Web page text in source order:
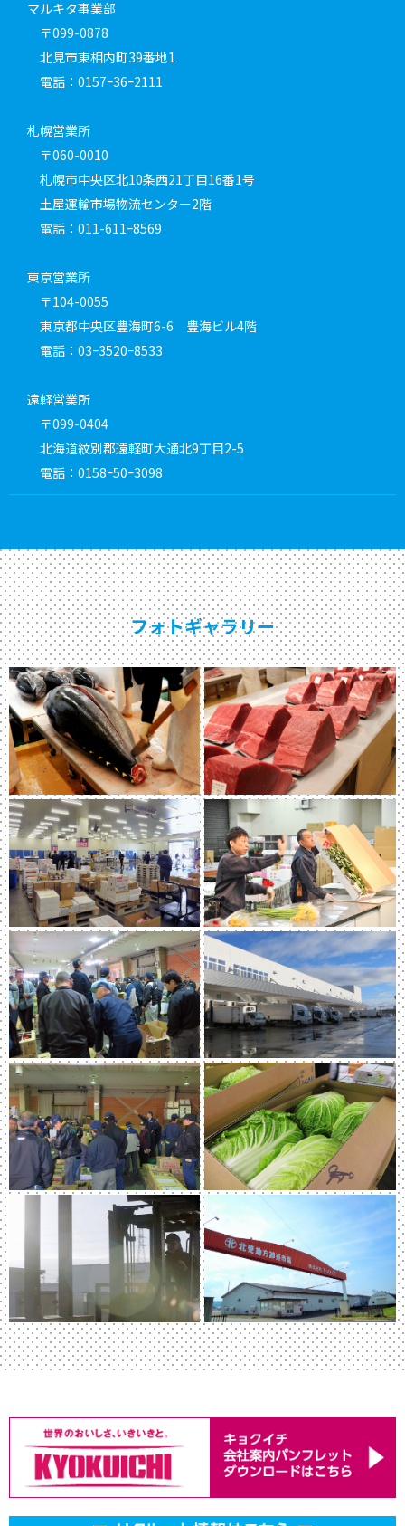
マルキタ事業部
〒099-0878
北見市東相内町39番地1
電話：0157ｰ36ｰ2111
札幌営業所
〒060-0010
札幌市中央区北10条西21丁目16番1号
土屋運輸市場物流センター2階
電話：011-611ｰ8569
東京営業所
〒104-0055
東京都中央区豊海町6-6 豊海ビル4階
電話：03ｰ3520ｰ8533
遠軽営業所
〒099-0404
北海道紋別郡遠軽町大通北9丁目2-5
電話：0158ｰ50ｰ3098
フォトギャラリー